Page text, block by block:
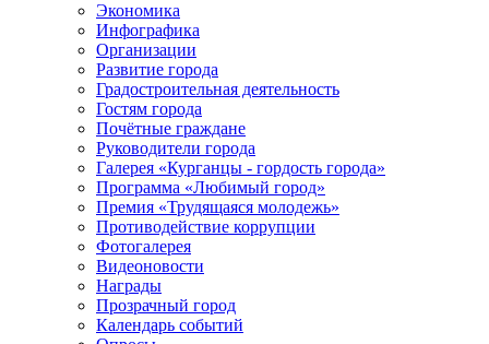
Экономика
Инфографика
Организации
Развитие города
Градостроительная деятельность
Гостям города
Почётные граждане
Руководители города
Галерея «Курганцы - гордость города»
Программа «Любимый город»
Премия «Трудящаяся молодежь»
Противодействие коррупции
Фотогалерея
Видеоновости
Награды
Прозрачный город
Календарь событий